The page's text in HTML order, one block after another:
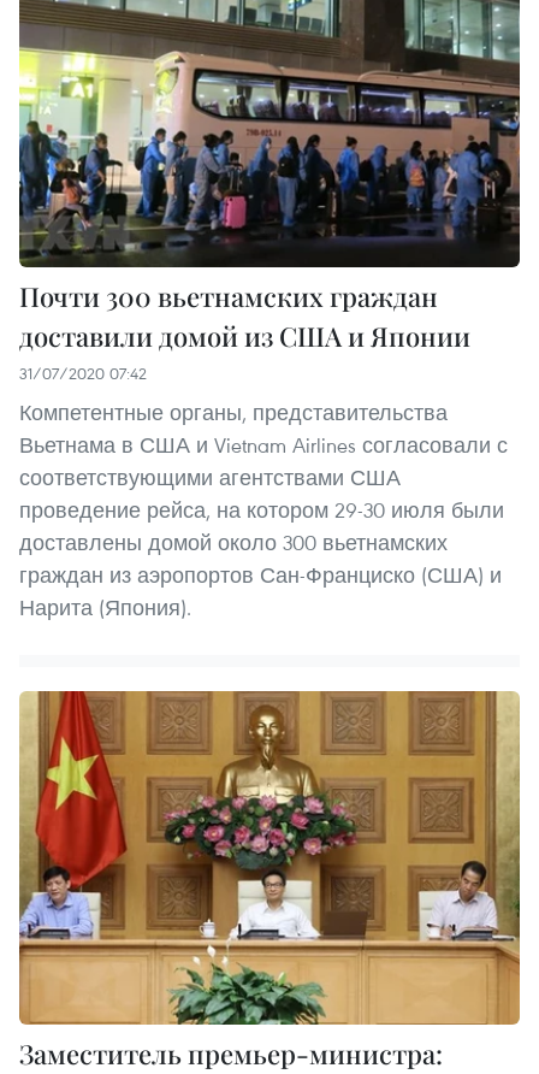
Почти 300 вьетнамских граждан
доставили домой из США и Японии
31/07/2020 07:42
Компетентные органы, представительства
Вьетнама в США и Vietnam Airlines согласовали с
соответствующими агентствами США
проведение рейса, на котором 29-30 июля были
доставлены домой около 300 вьетнамских
граждан из аэропортов Сан-Франциско (США) и
Нарита (Япония).
Заместитель премьер-министра: